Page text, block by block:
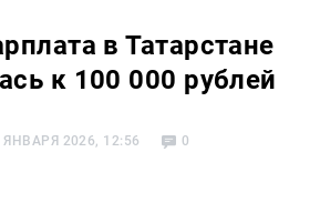
в Татарстане
к 100 000 рублей
ЯНВАРЯ 2026, 12:56 0